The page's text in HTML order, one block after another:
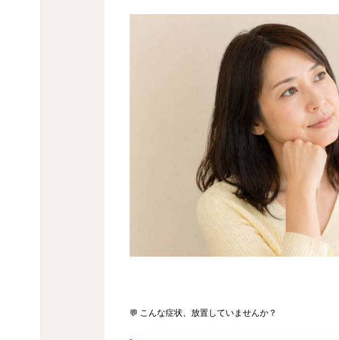
💬 こんな症状、放置していませんか？